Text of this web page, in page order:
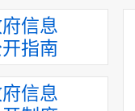
信息
指南
信息
准脱贫）